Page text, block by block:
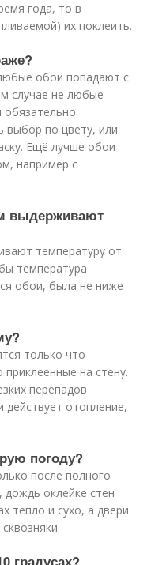
года, то в
их поклеить.
обои попадают с
случае не любые
выбор по цвету, или
Ещё лучше обои
например с
выдерживают
температуру от
температура
обои, была не ниже
только что
на стену.
перепадов
действует отопление,
погоду?
после полного
оклейке стен
тепло и сухо, а двери
градусах?